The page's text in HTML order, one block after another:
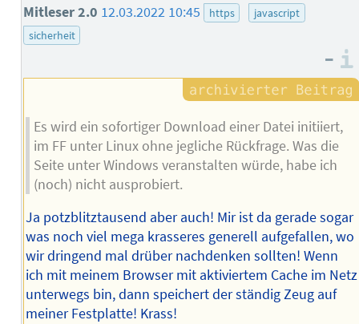
Mitleser 2.0 12.03.2022 10:45 https
javascript
sicherheit
–
Es wird ein sofortiger Download einer Datei initiiert,
im FF unter Linux ohne jegliche Rückfrage. Was die
Seite unter Windows veranstalten würde, habe ich
(noch) nicht ausprobiert.
Ja potzblitztausend aber auch! Mir ist da gerade sogar
was noch viel mega krasseres generell aufgefallen, wo
wir dringend mal drüber nachdenken sollten! Wenn
ich mit meinem Browser mit aktiviertem Cache im Netz
unterwegs bin, dann speichert der ständig Zeug auf
meiner Festplatte! Krass!